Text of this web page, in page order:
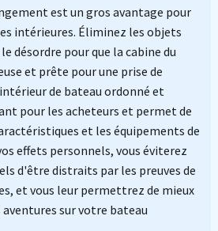
est un gros avantage pour
intérieures. Éliminez les objets
désordre pour que la cabine du
et prête pour une prise de
de bateau ordonné et
pour les acheteurs et permet de
et les équipements de
effets personnels, vous éviterez
d'être distraits par les preuves de
et vous leur permettrez de mieux
sur votre bateau